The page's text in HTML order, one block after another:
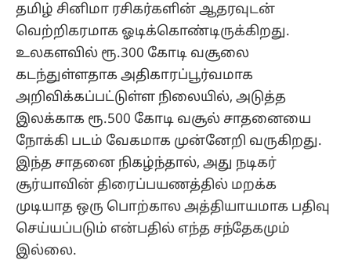
தமிழ் சினிமா ரசிகர்களின் ஆதரவுடன்
வெற்றிகரமாக ஓடிக்கொண்டிருக்கிறது.
உலகளவில் ரூ.300 கோடி வசூலை
கடந்துள்ளதாக அதிகாரப்பூர்வமாக
அறிவிக்கப்பட்டுள்ள நிலையில், அடுத்த
இலக்காக ரூ.500 கோடி வசூல் சாதனையை
நோக்கி படம் வேகமாக முன்னேறி வருகிறது.
இந்த சாதனை நிகழ்ந்தால், அது நடிகர்
சூர்யாவின் திரைப்பயணத்தில் மறக்க
முடியாத ஒரு பொற்கால அத்தியாயமாக பதிவு
செய்யப்படும் என்பதில் எந்த சந்தேகமும்
இல்லை.